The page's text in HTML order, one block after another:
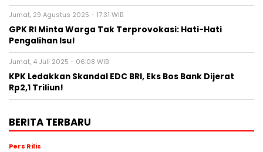
Jumat, 29 Agustus 2025 - 17:31 WIB
GPK RI Minta Warga Tak Terprovokasi: Hati-Hati
Pengalihan Isu!
Jumat, 4 Juli 2025 - 06:08 WIB
KPK Ledakkan Skandal EDC BRI, Eks Bos Bank Dijerat
Rp2,1 Triliun!
BERITA TERBARU
Pers Rilis